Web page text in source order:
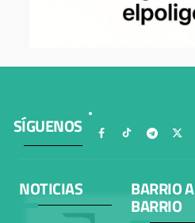
SÍGUENOS
NOTICIAS BARRIO A
BARRIO